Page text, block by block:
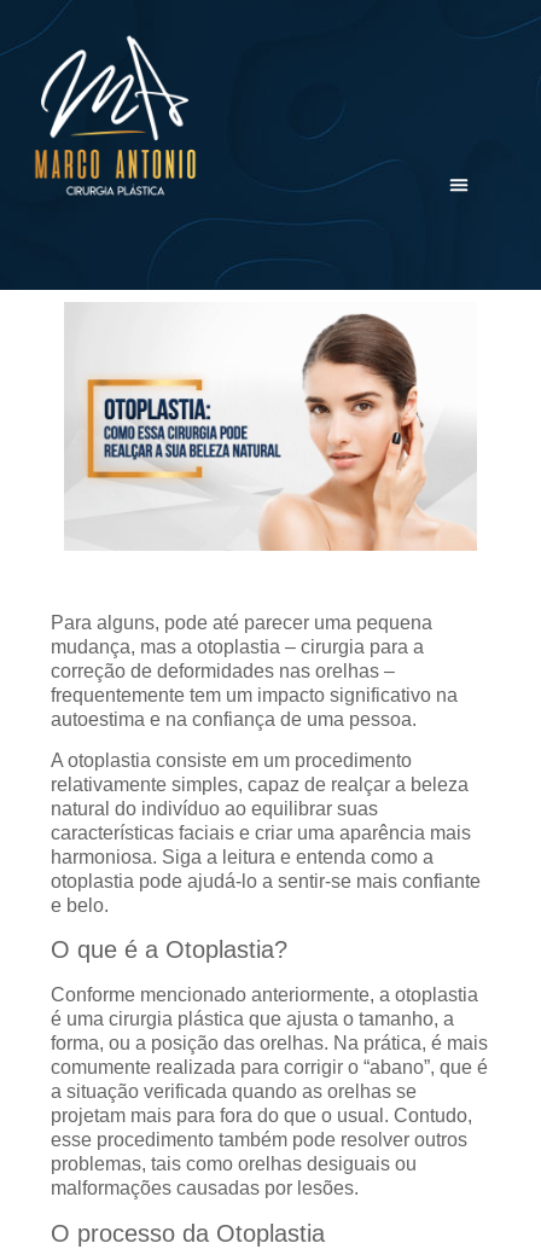
Para alguns, pode até parecer uma pequena
mudança, mas a otoplastia – cirurgia para a
correção de deformidades nas orelhas –
frequentemente tem um impacto significativo na
autoestima e na confiança de uma pessoa.
A otoplastia consiste em um procedimento
relativamente simples, capaz de realçar a beleza
natural do indivíduo ao equilibrar suas
características faciais e criar uma aparência mais
harmoniosa. Siga a leitura e entenda como a
otoplastia pode ajudá-lo a sentir-se mais confiante
e belo.
O que é a Otoplastia?
Conforme mencionado anteriormente, a otoplastia
é uma cirurgia plástica que ajusta o tamanho, a
forma, ou a posição das orelhas. Na prática, é mais
comumente realizada para corrigir o “abano”, que é
a situação verificada quando as orelhas se
projetam mais para fora do que o usual. Contudo,
esse procedimento também pode resolver outros
problemas, tais como orelhas desiguais ou
malformações causadas por lesões.
O processo da Otoplastia